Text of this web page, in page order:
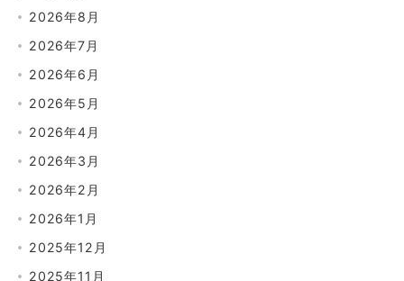
2026年8月
2026年7月
2026年6月
2026年5月
2026年4月
2026年3月
2026年2月
2026年1月
2025年12月
2025年11月